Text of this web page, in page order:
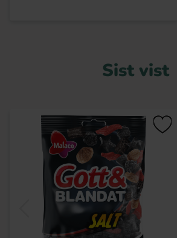
Sist vist